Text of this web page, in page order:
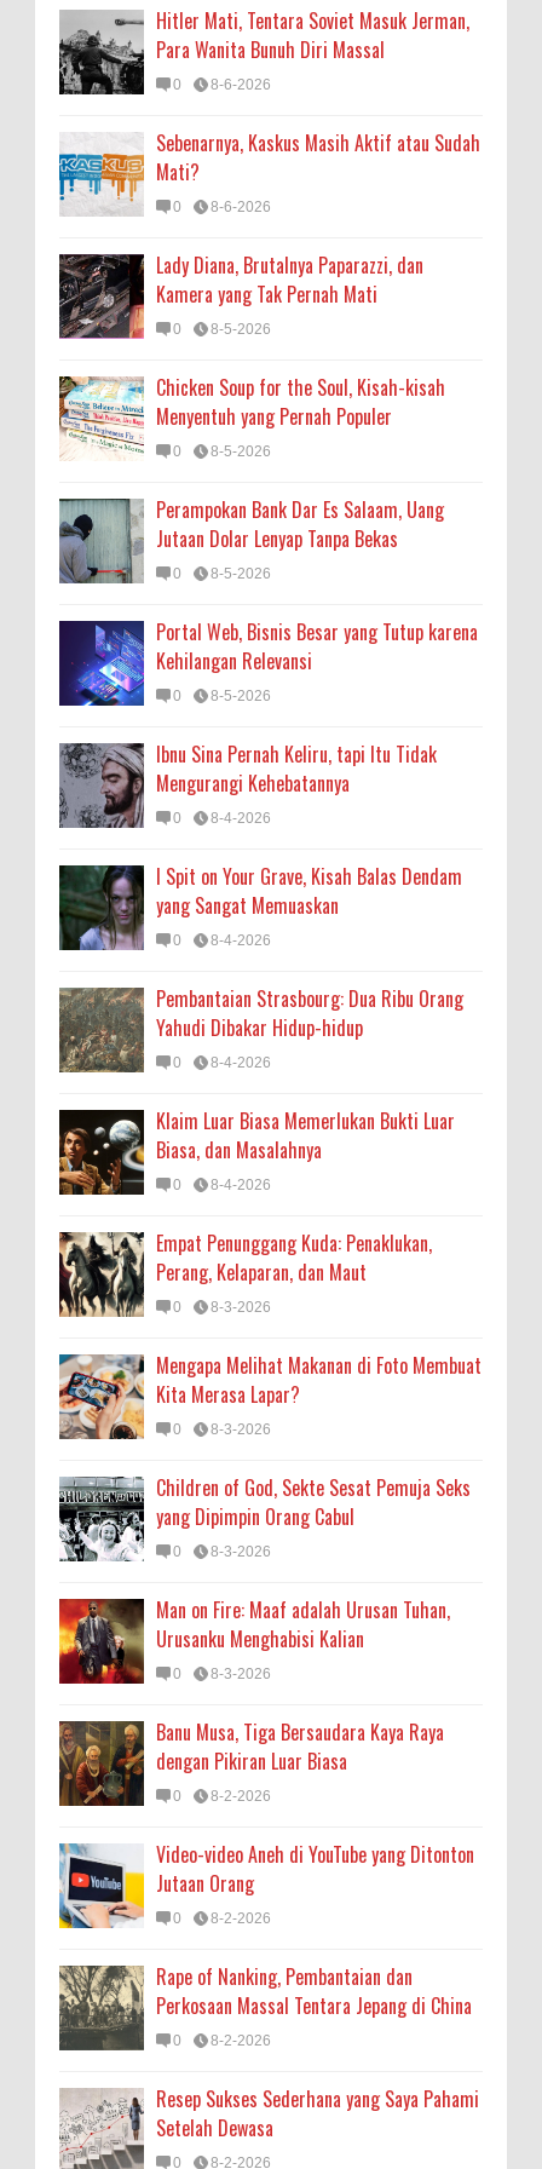
Hitler Mati, Tentara Soviet Masuk Jerman,
Para Wanita Bunuh Diri Massal
0 8-6-2026
Sebenarnya, Kaskus Masih Aktif atau Sudah
Mati?
0 8-6-2026
Lady Diana, Brutalnya Paparazzi, dan
Kamera yang Tak Pernah Mati
0 8-5-2026
Chicken Soup for the Soul, Kisah-kisah
Menyentuh yang Pernah Populer
0 8-5-2026
Perampokan Bank Dar Es Salaam, Uang
Jutaan Dolar Lenyap Tanpa Bekas
0 8-5-2026
Portal Web, Bisnis Besar yang Tutup karena
Kehilangan Relevansi
0 8-5-2026
Ibnu Sina Pernah Keliru, tapi Itu Tidak
Mengurangi Kehebatannya
0 8-4-2026
I Spit on Your Grave, Kisah Balas Dendam
yang Sangat Memuaskan
0 8-4-2026
Pembantaian Strasbourg: Dua Ribu Orang
Yahudi Dibakar Hidup-hidup
0 8-4-2026
Klaim Luar Biasa Memerlukan Bukti Luar
Biasa, dan Masalahnya
0 8-4-2026
Empat Penunggang Kuda: Penaklukan,
Perang, Kelaparan, dan Maut
0 8-3-2026
Mengapa Melihat Makanan di Foto Membuat
Kita Merasa Lapar?
0 8-3-2026
Children of God, Sekte Sesat Pemuja Seks
yang Dipimpin Orang Cabul
0 8-3-2026
Man on Fire: Maaf adalah Urusan Tuhan,
Urusanku Menghabisi Kalian
0 8-3-2026
Banu Musa, Tiga Bersaudara Kaya Raya
dengan Pikiran Luar Biasa
0 8-2-2026
Video-video Aneh di YouTube yang Ditonton
Jutaan Orang
0 8-2-2026
Rape of Nanking, Pembantaian dan
Perkosaan Massal Tentara Jepang di China
0 8-2-2026
Resep Sukses Sederhana yang Saya Pahami
Setelah Dewasa
0 8-2-2026